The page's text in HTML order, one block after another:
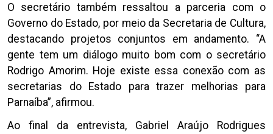
O secretário também ressaltou a parceria com o
Governo do Estado, por meio da Secretaria de Cultura,
destacando projetos conjuntos em andamento. “A
gente tem um diálogo muito bom com o secretário
Rodrigo Amorim. Hoje existe essa conexão com as
secretarias do Estado para trazer melhorias para
Parnaíba”, afirmou.
Ao final da entrevista, Gabriel Araújo Rodrigues